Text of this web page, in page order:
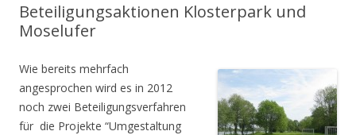
Beteiligungsaktionen Klosterpark und
Moselufer
Wie bereits mehrfach
angesprochen wird es in 2012
noch zwei Beteiligungsverfahren
für die Projekte “Umgestaltung